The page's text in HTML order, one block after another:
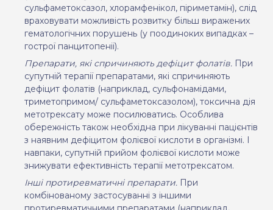
сульфаметоксазол, хлорамфенікол, піриметамін), слід
враховувати можливість розвитку більш виражених
гематологічних порушень (у поодиноких випадках –
гострої панцитопенії).
Препарати, які спричиняють дефіцит фолатів. При
супутній терапії препаратами, які спричиняють
дефіцит фолатів (наприклад, сульфонамідами,
триметопримом/ сульфаметоксазолом), токсична дія
метотрексату може посилюватись. Особлива
обережність також необхідна при лікуванні пацієнтів
з наявним дефіцитом фолієвої кислоти в організмі. І
навпаки, супутній прийом фолієвої кислоти може
знижувати ефективність терапії метотрексатом.
Інші протиревматичні препарати. При
комбінованому застосуванні з іншими